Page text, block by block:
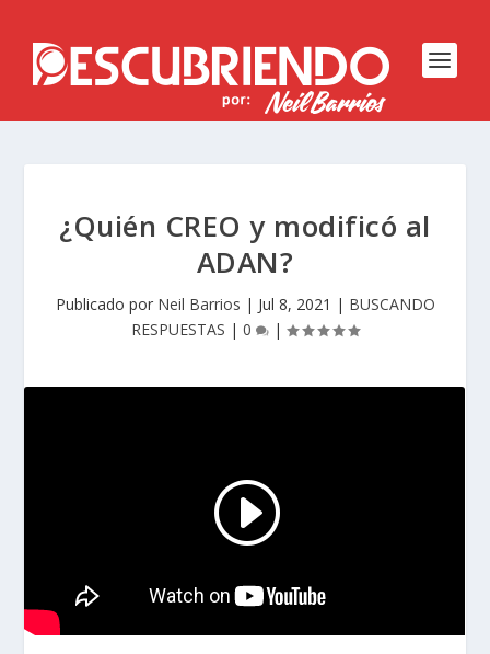
¿Quién CREO y modificó al
ADAN?
Publicado por Neil Barrios | Jul 8, 2021 | BUSCANDO
RESPUESTAS | 0 |